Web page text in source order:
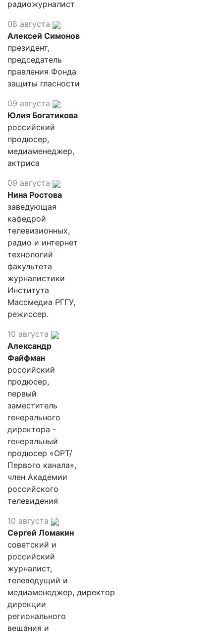
радиожурналист
08 августа
Алексей Симонов
президент,
председатель
правления Фонда
защиты гласности
09 августа
Юлия Богатикова
российский
продюсер,
медиаменеджер,
актриса
09 августа
Нина Ростова
заведующая
кафедрой
телевизионных,
радио и интернет
технологий
факультета
журналистики
Института
Массмедиа РГГУ,
режиссер.
10 августа
Александр
Файфман
российский
продюсер,
первый
заместитель
генерального
директора -
генеральный
продюсер «ОРТ/
Первого канала»,
член Академии
российского
телевидения
10 августа
Сергей Ломакин
советский и
российский
журналист,
телеведущий и
медиаменеджер, директор
дирекции
регионального
вещания и